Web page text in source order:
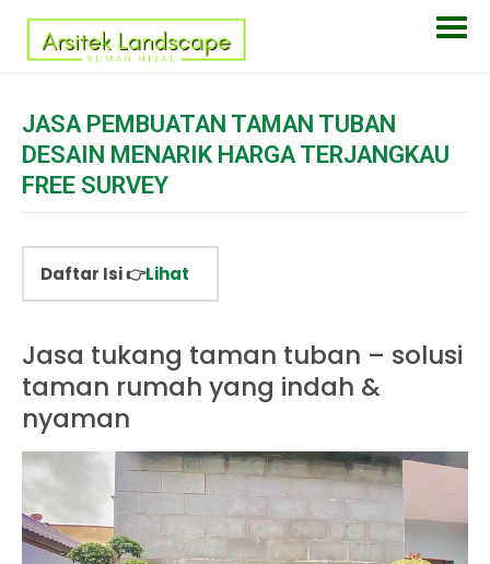
JASA PEMBUATAN TAMAN TUBAN
DESAIN MENARIK HARGA TERJANGKAU
FREE SURVEY
Daftar Isi 👉Lihat
Jasa tukang taman tuban – solusi
taman rumah yang indah &
nyaman